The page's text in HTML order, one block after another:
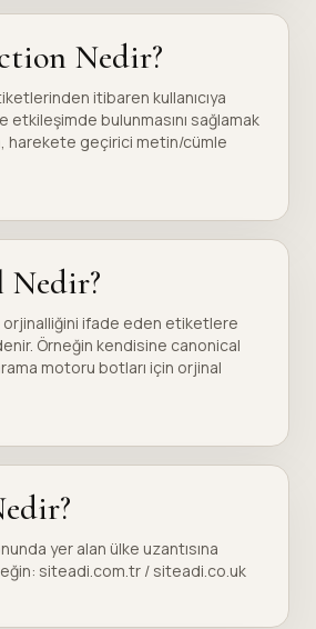
Nedir?
itibaren kullanıcıya
etkileşimde bulunmasını sağlamak
harekete geçirici metin/cümle
Nedir?
orjinalliğini ifade eden etiketlere
Örneğin kendisine canonical
motoru botları için orjinal
yer alan ülke uzantısına
siteadi.com.tr / siteadi.co.uk